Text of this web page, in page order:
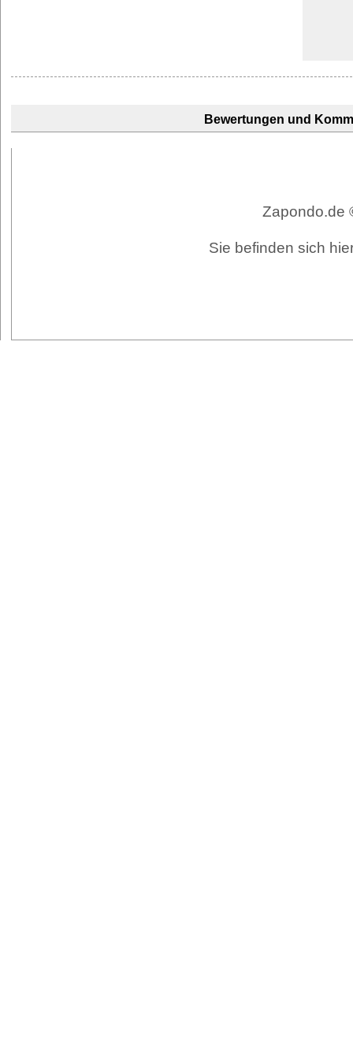
Bewertungen und
Zapondo.de
Sie befinden sich